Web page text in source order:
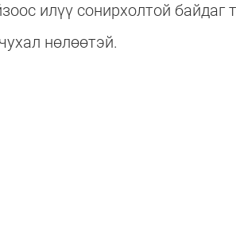
илүү сонирхолтой
нөлөөтэй.